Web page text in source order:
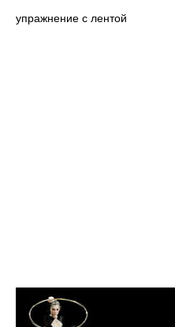
упражнение с лентой